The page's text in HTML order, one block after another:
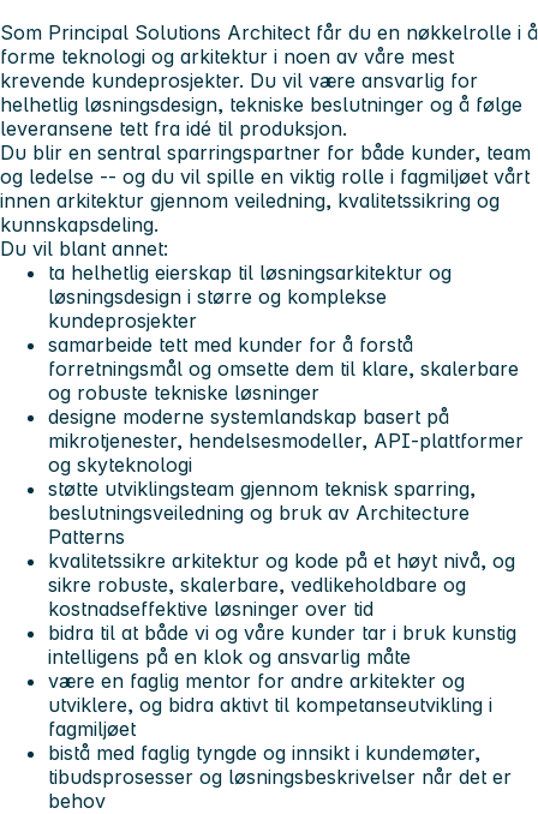
Som Principal Solutions Architect får du en nøkkelrolle i å
forme teknologi og arkitektur i noen av våre mest
krevende kundeprosjekter. Du vil være ansvarlig for
helhetlig løsningsdesign, tekniske beslutninger og å følge
leveransene tett fra idé til produksjon.
Du blir en sentral sparringspartner for både kunder, team
og ledelse -- og du vil spille en viktig rolle i fagmiljøet vårt
innen arkitektur gjennom veiledning, kvalitetssikring og
kunnskapsdeling.
Du vil blant annet:
ta helhetlig eierskap til løsningsarkitektur og
løsningsdesign i større og komplekse
kundeprosjekter
samarbeide tett med kunder for å forstå
forretningsmål og omsette dem til klare, skalerbare
og robuste tekniske løsninger
designe moderne systemlandskap basert på
mikrotjenester, hendelsesmodeller, API-plattformer
og skyteknologi
støtte utviklingsteam gjennom teknisk sparring,
beslutningsveiledning og bruk av Architecture
Patterns
kvalitetssikre arkitektur og kode på et høyt nivå, og
sikre robuste, skalerbare, vedlikeholdbare og
kostnadseffektive løsninger over tid
bidra til at både vi og våre kunder tar i bruk kunstig
intelligens på en klok og ansvarlig måte
være en faglig mentor for andre arkitekter og
utviklere, og bidra aktivt til kompetanseutvikling i
fagmiljøet
bistå med faglig tyngde og innsikt i kundemøter,
tibudsprosesser og løsningsbeskrivelser når det er
behov